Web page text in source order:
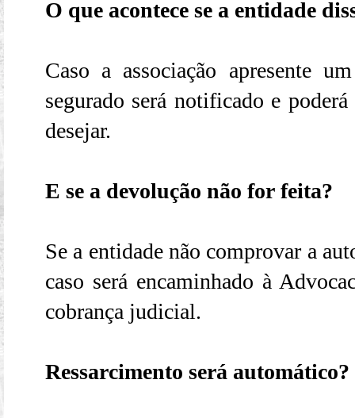
O que acontece se a entidade
Caso a associação apresente
segurado será notificado e
desejar.
E se a devolução não for feita?
Se a entidade não comprovar a
caso será encaminhado à
cobrança judicial.
Ressarcimento será automático?